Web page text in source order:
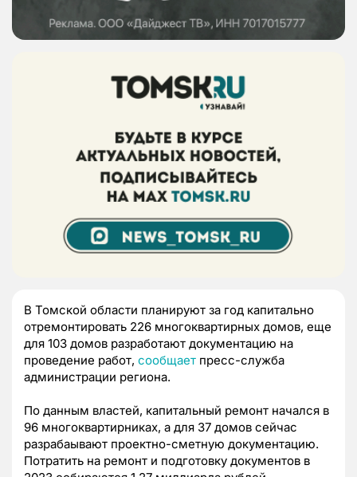
В Томской области планируют за год капитально
отремонтировать 226 многоквартирных домов, еще
для 103 домов разработают документацию на
проведение работ, сообщает пресс-служба
администрации региона.
По данным властей, капитальный ремонт начался в
96 многоквартирниках, а для 37 домов сейчас
разрабаывают проектно-сметную документацию.
Потратить на ремонт и подготовку документов в